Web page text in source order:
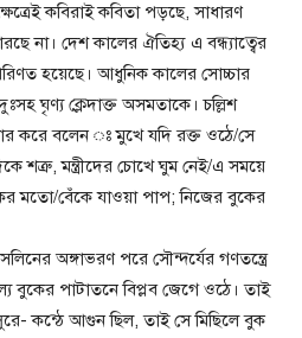
কবিরাই কবিতা পড়ছে, সাধারণ
না। দেশ কালের ঐতিহ্য এ বন্ধ্যাত্বের
পরিণত হয়েছে। আধুনিক কালের সোচ্চার
ঘৃণ্য ক্লেদাক্ত অসমতাকে। চল্লিশ
করে বলেন ঃ মুখে যদি রক্ত ওঠে/সে
শত্রু, মন্ত্রীদের চোখে ঘুম নেই/এ সময়ে
মতো/বেঁকে যাওয়া পাপ; নিজের বুকের
অঙ্গাভরণ পরে সৌন্দর্যের গণতন্ত্রে
বুকের পাটাতনে বিপ্লব জেগে ওঠে। তাই
কন্ঠে আগুন ছিল, তাই সে মিছিলে বুক